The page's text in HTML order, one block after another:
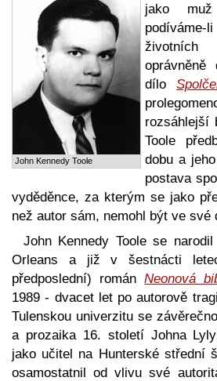
John Kennedy Toole
jako
dílo
rozsáhlejší
Toole
dobu a
postava
vyděděnce, za kterým se jako
než autor sám, nemohl být ve své
John Kennedy Toole se
Orleans a již v šestnácti
předposlední) román Neonová
1989 - dvacet let po autorově
Tulenskou univerzitu se
a prozaika 16. století Johna
jako učitel na Hunterské střední
osamostatnil od vlivu své